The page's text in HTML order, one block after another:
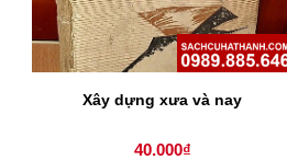
Xây dựng xưa và nay
40.000₫